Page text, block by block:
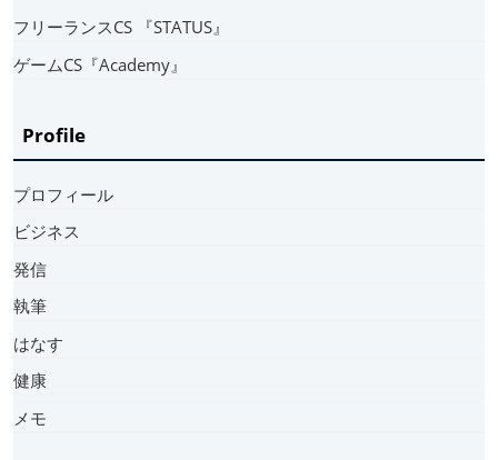
フリーランスCS 『STATUS』
ゲームCS『Academy』
Profile
プロフィール
ビジネス
発信
執筆
はなす
健康
メモ